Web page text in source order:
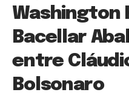
Washington
Bacellar
entre
Bolsonaro